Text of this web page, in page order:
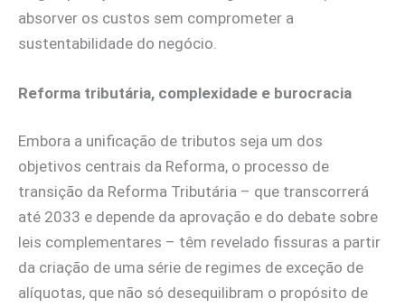
absorver os custos sem comprometer a
sustentabilidade do negócio.
Reforma tributária, complexidade e burocracia
Embora a unificação de tributos seja um dos
objetivos centrais da Reforma, o processo de
transição da Reforma Tributária – que transcorrerá
até 2033 e depende da aprovação e do debate sobre
leis complementares – têm revelado fissuras a partir
da criação de uma série de regimes de exceção de
alíquotas, que não só desequilibram o propósito de